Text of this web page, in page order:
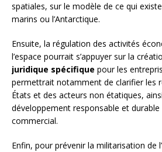
spatiales, sur le modèle de ce qui
marins ou l’Antarctique.
Ensuite, la régulation des activités
l’espace pourrait s’appuyer sur la
juridique spécifique pour les
permettrait notamment de clarifier les
États et des acteurs non étatiques,
développement responsable et
commercial.
Enfin, pour prévenir la militarisation de